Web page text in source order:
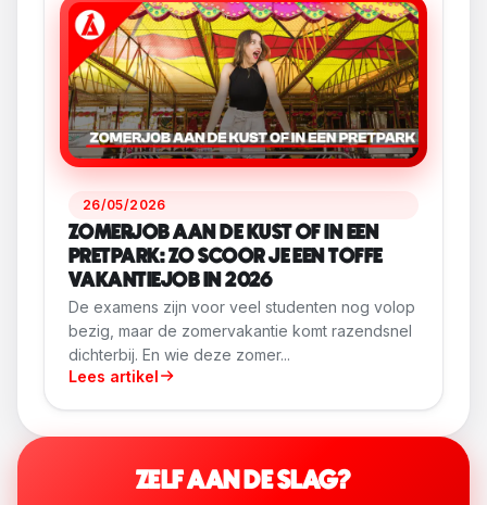
26/05/2026
ZOMERJOB AAN DE KUST OF IN EEN
PRETPARK: ZO SCOOR JE EEN TOFFE
VAKANTIEJOB IN 2026
De examens zijn voor veel studenten nog volop
bezig, maar de zomervakantie komt razendsnel
dichterbij. En wie deze zomer...
Lees artikel
ZELF AAN DE SLAG?